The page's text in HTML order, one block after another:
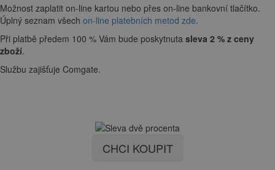
Možnost zaplatit on-line kartou nebo přes on-line bankovní tlačítko.
Úplný seznam všech on-line platebních metod zde.
Při platbě předem 100 % Vám bude poskytnuta sleva 2 % z ceny
zboží.
Službu zajišťuje Comgate.
CHCI KOUPIT